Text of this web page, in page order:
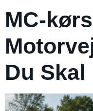
MC-
Du Skal